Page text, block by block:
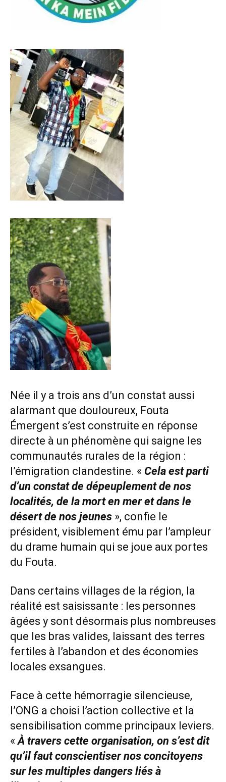
Née il y a trois ans d’un constat aussi
alarmant que douloureux, Fouta
Émergent s’est construite en réponse
directe à un phénomène qui saigne les
communautés rurales de la région :
l’émigration clandestine. « Cela est parti
d’un constat de dépeuplement de nos
localités, de la mort en mer et dans le
désert de nos jeunes », confie le
président, visiblement ému par l’ampleur
du drame humain qui se joue aux portes
du Fouta.
Dans certains villages de la région, la
réalité est saisissante : les personnes
âgées y sont désormais plus nombreuses
que les bras valides, laissant des terres
fertiles à l’abandon et des économies
locales exsangues.
Face à cette hémorragie silencieuse,
l’ONG a choisi l’action collective et la
sensibilisation comme principaux leviers.
«À travers cette organisation, on s’est dit
qu’il faut conscientiser nos concitoyens
sur les multiples dangers liés à